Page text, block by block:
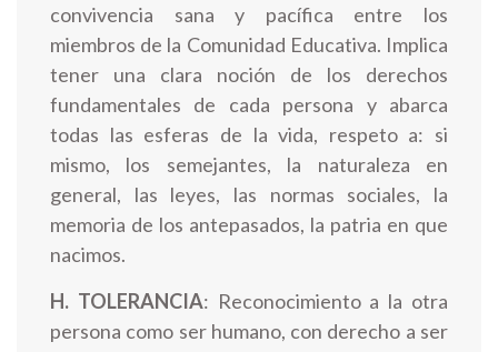
convivencia sana y pacífica entre los
miembros de la Comunidad Educativa. Implica
tener una clara noción de los derechos
fundamentales de cada persona y abarca
todas las esferas de la vida, respeto a: si
mismo, los semejantes, la naturaleza en
general, las leyes, las normas sociales, la
memoria de los antepasados, la patria en que
nacimos.
H. TOLERANCIA: Reconocimiento a la otra
persona como ser humano, con derecho a ser